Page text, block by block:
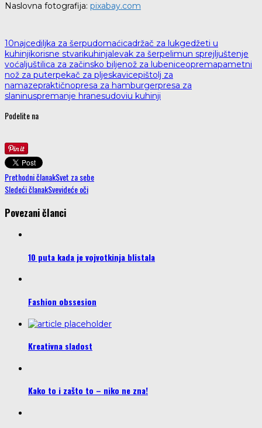
Naslovna fotografija: pixabay.com
10najcediljka za šerpudomaćicadržač za lukgedžeti u
kuhinjikorisne stvarikuhinja levak za šerpe limun sprej ljuštenje
voća ljuštilica za začinsko biljenož za lubeniceopremapametni
nož za puterpekač za pljeskavicepištolj za
namazepraktičnopresa za hamburgerpresa za
slaninuspremanje hranesudoviu kuhinji
Podelite na
Prethodni članakSvet za sebe
Sledeći članakSvevideće oči
Povezani članci
10 puta kada je vojvotkinja blistala
Fashion obssesion
Kreativna sladost
Kako to i zašto to – niko ne zna!